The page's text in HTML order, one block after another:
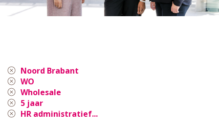
Noord Brabant
WO
Wholesale
5 jaar
HR administratief...